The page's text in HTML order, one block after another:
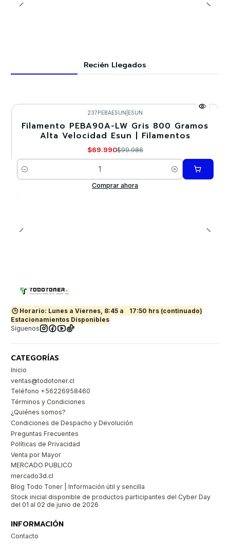
Recién Llegados
-30%
237PEBAESUN ESUN
Filamento PEBA90A-LW Gris 800 Gramos
Alta Velocidad Esun | Filamentos
$69.990$99.986
Cantidad
Comprar ahora
🕒 Horario: Lunes a Viernes, 8:45 a
17:50 hrs (continuado)
Estacionamientos Disponibles
Síguenos
CATEGORÍAS
Inicio
ventas@todotoner.cl
Teléfono +56226958460
Términos y Condiciones
¿Quiénes somos?
Condiciones de Despacho y Devolución
Preguntas Frecuentes
Políticas de Privacidad
Venta por Mayor
MERCADO PUBLICO
mercado3d.cl
Blog Todo Toner | Información útil y sencilla
Stock inicial disponible de productos participantes del Cyber Day
del 01 al 02 de junio de 2026
INFORMACIÓN
Contacto